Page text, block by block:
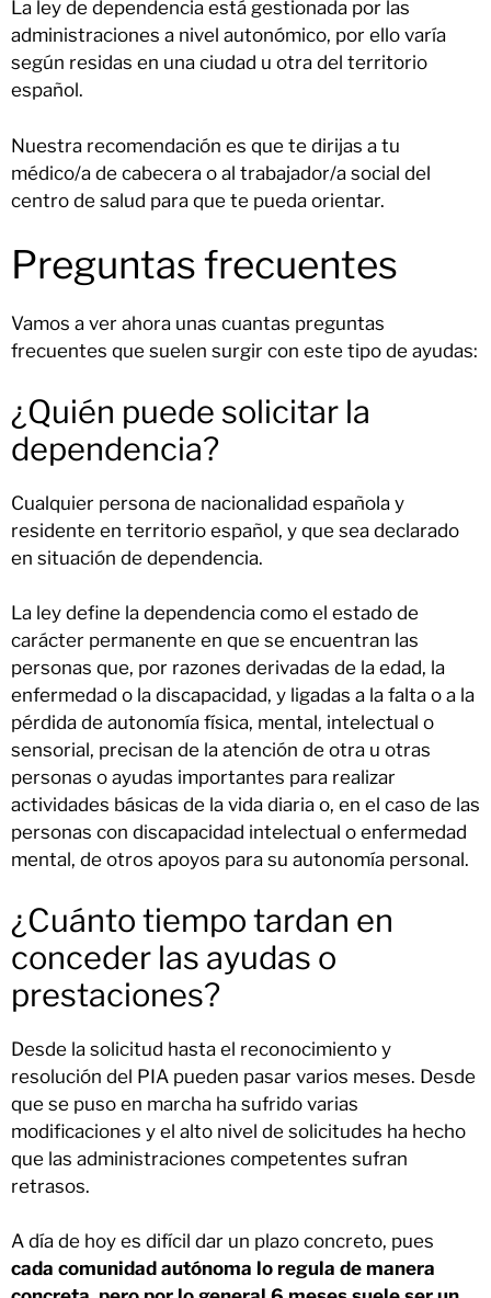
La ley de dependencia está gestionada por las
administraciones a nivel autonómico, por ello varía
según residas en una ciudad u otra del territorio
español.
Nuestra recomendación es que te dirijas a tu
médico/a de cabecera o al trabajador/a social del
centro de salud para que te pueda orientar.
Preguntas frecuentes
Vamos a ver ahora unas cuantas preguntas
frecuentes que suelen surgir con este tipo de ayudas:
¿Quién puede solicitar la
dependencia?
Cualquier persona de nacionalidad española y
residente en territorio español, y que sea declarado
en situación de dependencia.
La ley define la dependencia como el estado de
carácter permanente en que se encuentran las
personas que, por razones derivadas de la edad, la
enfermedad o la discapacidad, y ligadas a la falta o a la
pérdida de autonomía física, mental, intelectual o
sensorial, precisan de la atención de otra u otras
personas o ayudas importantes para realizar
actividades básicas de la vida diaria o, en el caso de las
personas con discapacidad intelectual o enfermedad
mental, de otros apoyos para su autonomía personal.
¿Cuánto tiempo tardan en
conceder las ayudas o
prestaciones?
Desde la solicitud hasta el reconocimiento y
resolución del PIA pueden pasar varios meses. Desde
que se puso en marcha ha sufrido varias
modificaciones y el alto nivel de solicitudes ha hecho
que las administraciones competentes sufran
retrasos.
A día de hoy es difícil dar un plazo concreto, pues
cada comunidad autónoma lo regula de manera